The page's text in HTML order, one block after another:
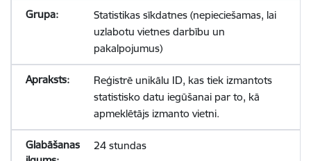
Statistikas sīkdatnes (nepieciešamas, lai
uzlabotu vietnes darbību un
pakalpojumus)
Reģistrē unikālu ID, kas tiek izmantots
statistisko datu iegūšanai par to, kā
apmeklētājs izmanto vietni.
24 stundas